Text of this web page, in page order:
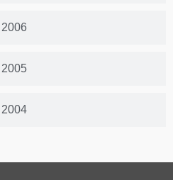
2006
2005
2004